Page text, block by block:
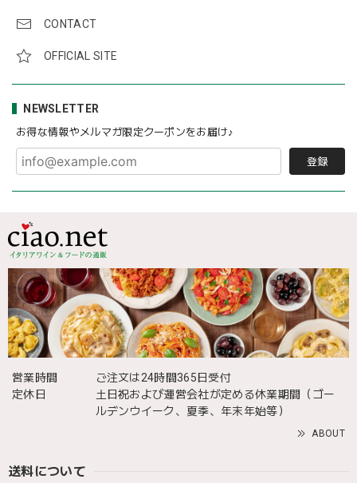
CONTACT
OFFICIAL SITE
NEWSLETTER
お得な情報やメルマガ限定クーポンをお届け♪
登録
営業時間
ご注文は24時間365日受付
定休日
土日祝および運営会社が定める休業期間（ゴー
ルデンウイーク、夏季、年末年始等）
ABOUT
送料について